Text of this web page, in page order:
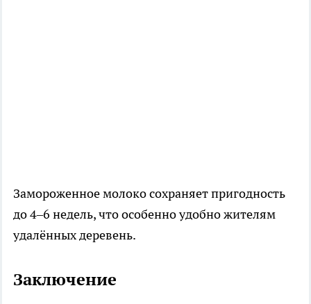
Замороженное молоко сохраняет пригодность
до 4–6 недель, что особенно удобно жителям
удалённых деревень.
Заключение